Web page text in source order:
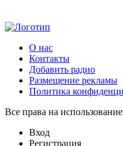
О нас
Контакты
Добавить радио
Размещение рекламы
Политика
Все права на
Вход
Регистрация